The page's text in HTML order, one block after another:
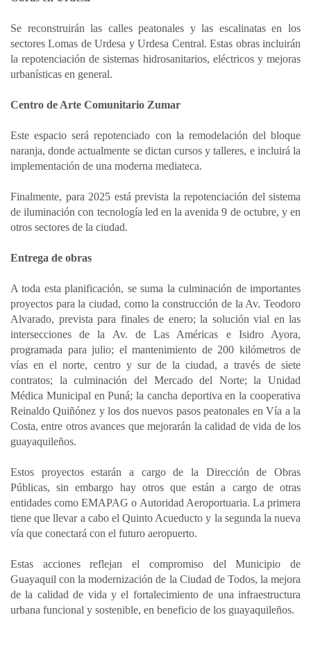
Se reconstruirán las calles peatonales y las escalinatas en los
sectores Lomas de Urdesa y Urdesa Central. Estas obras incluirán
la repotenciación de sistemas hidrosanitarios, eléctricos y mejoras
urbanísticas en general.
Centro de Arte Comunitario Zumar
Este espacio será repotenciado con la remodelación del bloque
naranja, donde actualmente se dictan cursos y talleres, e incluirá la
implementación de una moderna mediateca.
Finalmente, para 2025 está prevista la repotenciación del sistema
de iluminación con tecnología led en la avenida 9 de octubre, y en
otros sectores de la ciudad.
Entrega de obras
A toda esta planificación, se suma la culminación de importantes
proyectos para la ciudad, como la construcción de la Av. Teodoro
Alvarado, prevista para finales de enero; la solución vial en las
intersecciones de la Av. de Las Américas e Isidro Ayora,
programada para julio; el mantenimiento de 200 kilómetros de
vías en el norte, centro y sur de la ciudad, a través de siete
contratos; la culminación del Mercado del Norte; la Unidad
Médica Municipal en Puná; la cancha deportiva en la cooperativa
Reinaldo Quiñónez y los dos nuevos pasos peatonales en Vía a la
Costa, entre otros avances que mejorarán la calidad de vida de los
guayaquileños.
Estos proyectos estarán a cargo de la Dirección de Obras
Públicas, sin embargo hay otros que están a cargo de otras
entidades como EMAPAG o Autoridad Aeroportuaria. La primera
tiene que llevar a cabo el Quinto Acueducto y la segunda la nueva
vía que conectará con el futuro aeropuerto.
Estas acciones reflejan el compromiso del Municipio de
Guayaquil con la modernización de la Ciudad de Todos, la mejora
de la calidad de vida y el fortalecimiento de una infraestructura
urbana funcional y sostenible, en beneficio de los guayaquileños.